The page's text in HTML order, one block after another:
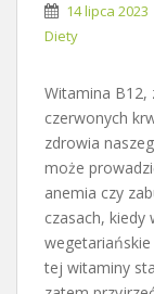
14 lipca 2023
Diety
Witamina B12,
czerwonych
zdrowia
może
anemia czy
czasach, kiedy
tej witaminy